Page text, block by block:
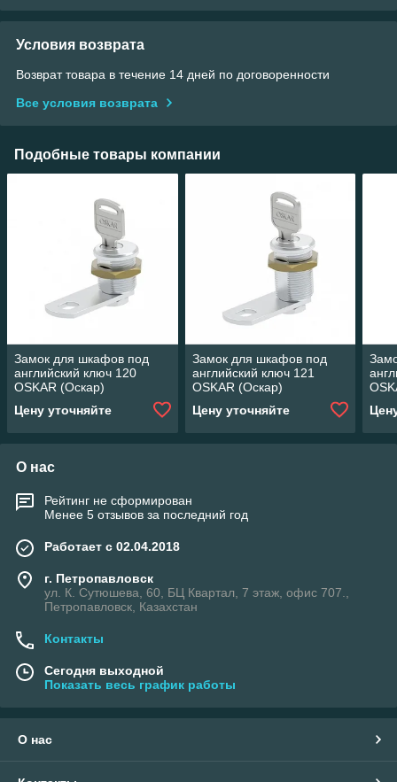
Условия возврата
Возврат товара в течение 14 дней по договоренности
Все условия возврата
Подобные товары компании
Замок для шкафов под
английский ключ 120
OSKAR (Оскар)
Цену уточняйте
Замок для шкафов под
английский ключ 121
OSKAR (Оскар)
Цену уточняйте
О нас
Рейтинг не сформирован
Менее 5 отзывов за последний год
Работает с 02.04.2018
г. Петропавловск
ул. К. Сутюшева, 60, БЦ Квартал, 7 этаж, офис 707.,
Петропавловск, Казахстан
Контакты
Сегодня выходной
Показать весь график работы
О нас